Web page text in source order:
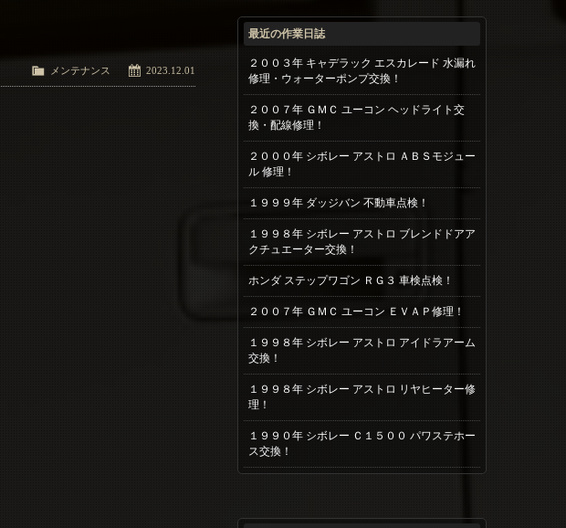
2023.12.01
メンテナンス
最近の作業日誌
２００３年 キャデラック エスカレード 水漏れ
修理・ウォーターポンプ交換！
２００７年 ＧＭＣ ユーコン ヘッドライト交
換・配線修理！
２０００年 シボレー アストロ ＡＢＳモジュー
ル 修理！
１９９９年 ダッジバン 不動車点検！
１９９８年 シボレー アストロ ブレンドドアア
クチュエーター交換！
ホンダ ステップワゴン ＲＧ３ 車検点検！
２００７年 ＧＭＣ ユーコン ＥＶＡＰ修理！
１９９８年 シボレー アストロ アイドラアーム
交換！
１９９８年 シボレー アストロ リヤヒーター修
理！
１９９０年 シボレー Ｃ１５００ パワステホー
ス交換！